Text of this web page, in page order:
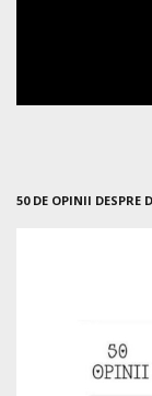
50 DE OPINII DESPRE